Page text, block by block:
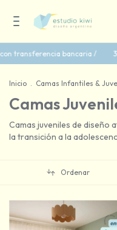
bancaria / 35% OFF
Inicio . Camas Infantiles &
Camas
Camas juveniles de diseño
la transición a la
Ordenar